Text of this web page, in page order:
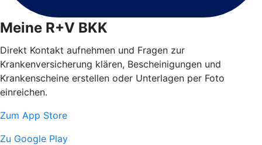
Meine R+V BKK
Direkt Kontakt aufnehmen und Fragen zur
Krankenversicherung klären, Bescheinigungen und
Krankenscheine erstellen oder Unterlagen per Foto
einreichen.
Zum App Store
Zu Google Play